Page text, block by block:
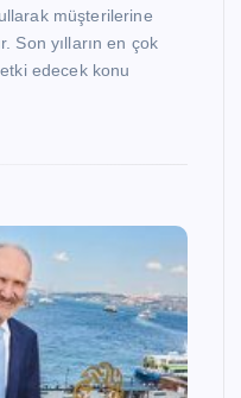
müşterilerine
Son yılların en çok
edecek konu